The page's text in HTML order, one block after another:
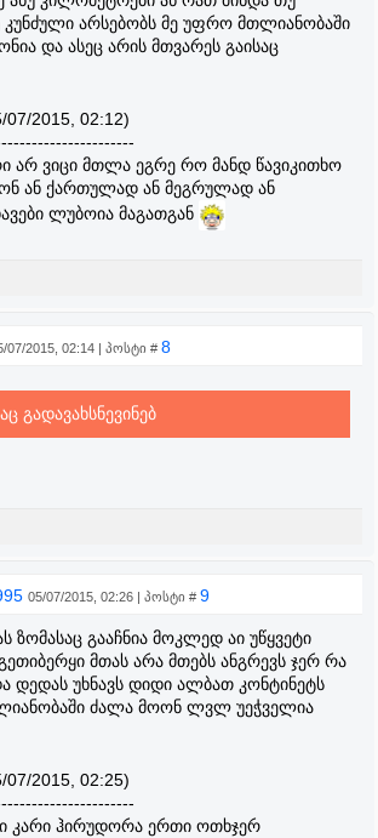
კუნძული არსებობს მე უფრო მთლიანობაში
და ასეც არის მთვარეს გაისაც
07/2015, 02:12)
არ ვიცი მთლა ეგრე რო მანდ წავიკითხო
ან ქართულად ან მეგრულად ან
ლუბოია მაგათგან
07/2015, 02:14 | პოსტი # 8
გადავახსნევინებ
05/07/2015, 02:26 | პოსტი # 9
ზომასაც გააჩნია მოკლედ აი უწყვეტი
მთას არა მთებს ანგრევს ჯერ რა
დედას უხნავს დიდი ალბათ კონტინეტს
ძალა მოონ ლვლ უეჭველია
07/2015, 02:25)
კარი ჰირუდორა ერთი ოთხჯერ